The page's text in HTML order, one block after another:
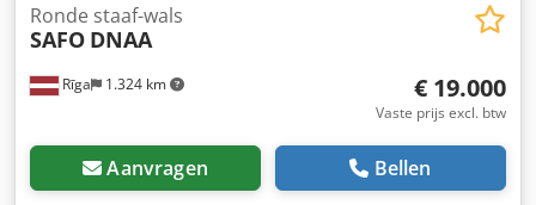
Rīga 1.324 km
Ronde staaf-wals
SAFO DNAA
€ 19.000
Vaste prijs excl. btw
Aanvragen Bellen